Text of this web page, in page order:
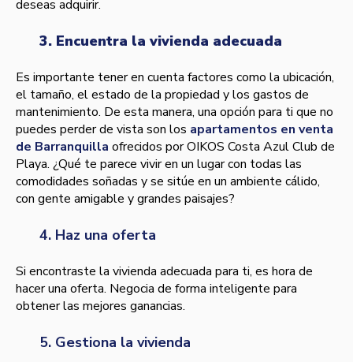
deseas adquirir.
3. Encuentra la vivienda adecuada
Es importante tener en cuenta factores como la ubicación,
el tamaño, el estado de la propiedad y los gastos de
mantenimiento. De esta manera, una opción para ti que no
puedes perder de vista son los apartamentos en venta
de Barranquilla ofrecidos por OIKOS Costa Azul Club de
Playa. ¿Qué te parece vivir en un lugar con todas las
comodidades soñadas y se sitúe en un ambiente cálido,
con gente amigable y grandes paisajes?
4. Haz una oferta
Si encontraste la vivienda adecuada para ti, es hora de
hacer una oferta. Negocia de forma inteligente para
obtener las mejores ganancias.
5. Gestiona la vivienda